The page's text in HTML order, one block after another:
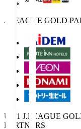
J.LEAGUE GOLD
U-21 J.LEAGUE
PARTNERS